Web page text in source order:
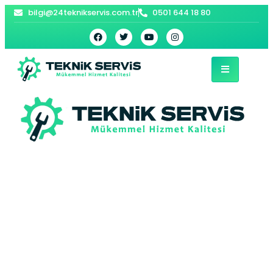
bilgi@24teknikservis.com.tr 0501 644 18 80